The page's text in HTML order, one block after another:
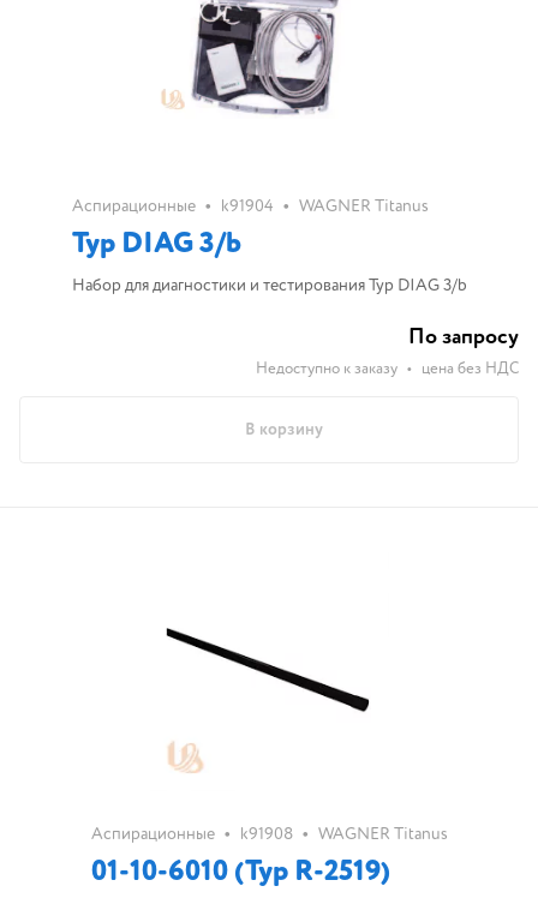
Аспирационные • k91904 • WAGNER Titanus
Typ DIAG 3/b
Набор для диагностики и тестирования Typ DIAG 3/b
По запросу
Недоступно к заказу • цена без НДС
В корзину
Аспирационные • k91908 • WAGNER Titanus
01-10-6010 (Typ R-2519)